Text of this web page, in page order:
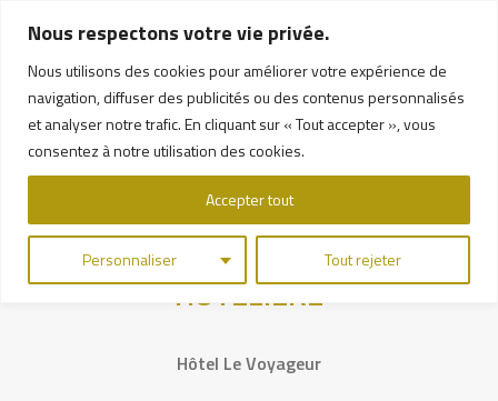
Nous respectons votre vie privée.
Nous utilisons des cookies pour améliorer votre expérience de
navigation, diffuser des publicités ou des contenus personnalisés
et analyser notre trafic. En cliquant sur « Tout accepter », vous
consentez à notre utilisation des cookies.
Personnaliser Tout rejeter
Accepter tout
PHOTOGRAPHIE | INDUSTRIE
HÔTELIÈRE
Hôtel Le Voyageur